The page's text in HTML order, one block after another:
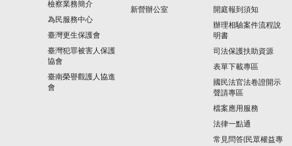
檢察業務簡介
為民服務中心
臺灣更生保護會
臺灣犯罪被害人保護
協會
臺南榮譽觀護人協進
會
新營辦公室 開庭報到須知
辦理相驗案件流程說
明書
司法保護扶助資源
表單下載專區
國民法官法卷證開示
聲請專區
檔案應用服務
法律一點通
常見問答(民眾權益專